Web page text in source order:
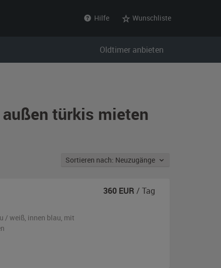
Hilfe Wunschliste
Oldtimer anbieten
türkis mieten
Sortieren nach: Neuzugänge
/ weiß, innen blau, mit
360 EUR / Tag